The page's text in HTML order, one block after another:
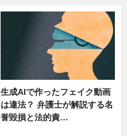
生成AIで作ったフェイク動画
は違法？ 弁護士が解説する名
誉毀損と法的責…